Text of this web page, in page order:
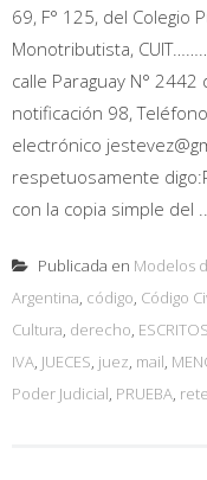
69, F° 125, del Colegio
Monotributista,
calle Paraguay N°
notificación 98,
electrónico
respetuosamente
con la copia simple del ...
Publicada en Modelos
Argentina, código, Código
Cultura, derecho,
IVA, JUECES, juez, mail,
Poder Judicial, PRUEBA,